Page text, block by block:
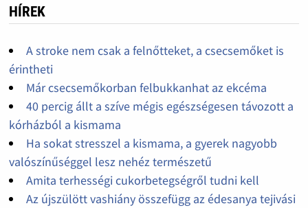
HÍREK
A stroke nem csak a felnőtteket, a csecsemőket is
érintheti
Már csecsemőkorban felbukkanhat az ekcéma
40 percig állt a szíve mégis egészségesen távozott a
kórházból a kismama
Ha sokat stresszel a kismama, a gyerek nagyobb
valószínűséggel lesz nehéz természetű
Amita terhességi cukorbetegségről tudni kell
Az újszülött vashiány összefügg az édesanya tejivási